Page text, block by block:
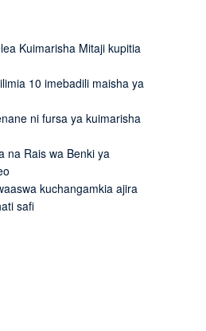
Kuimarisha Mitaji kupitia
10 imebadili maisha ya
ni fursa ya kuimarisha
na Rais wa Benki ya
kuchangamkia ajira
safi